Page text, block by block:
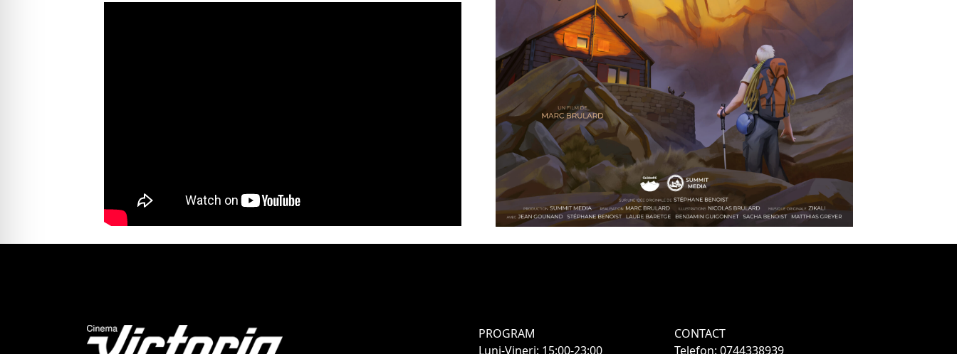
PROGRAM
Luni-Vineri: 15:00-23:00
CONTACT
Telefon: 0744338939